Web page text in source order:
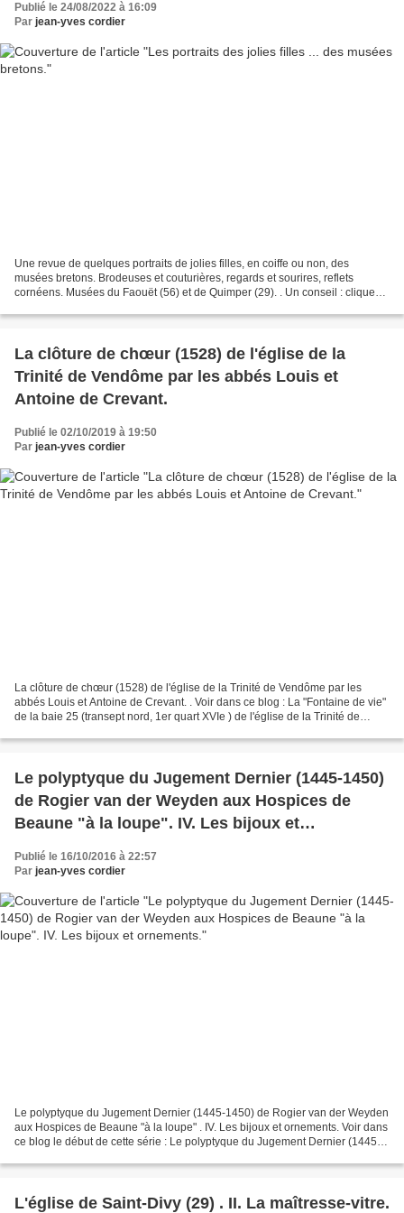
Publié le 24/08/2022 à 16:09
Par jean-yves cordier
Une revue de quelques portraits de jolies filles, en coiffe ou non, des
musées bretons. Brodeuses et couturières, regards et sourires, reflets
cornéens. Musées du Faouët (56) et de Quimper (29). . Un conseil : cliquez
La clôture de chœur (1528) de l'église de la
Trinité de Vendôme par les abbés Louis et
Antoine de Crevant.
Publié le 02/10/2019 à 19:50
Par jean-yves cordier
La clôture de chœur (1528) de l'église de la Trinité de Vendôme par les
abbés Louis et Antoine de Crevant. . Voir dans ce blog : La "Fontaine de vie"
de la baie 25 (transept nord, 1er quart XVIe ) de l'église de la Trinité de
Le polyptyque du Jugement Dernier (1445-1450)
de Rogier van der Weyden aux Hospices de
Beaune "à la loupe". IV. Les bijoux et
ornements.
Publié le 16/10/2016 à 22:57
Par jean-yves cordier
Le polyptyque du Jugement Dernier (1445-1450) de Rogier van der Weyden
aux Hospices de Beaune "à la loupe" . IV. Les bijoux et ornements. Voir dans
ce blog le début de cette série : Le polyptyque du Jugement Dernier (1445-
L'église de Saint-Divy (29) . II. La maîtresse-vitre.